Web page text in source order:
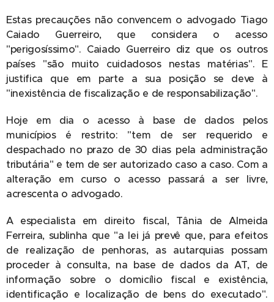
Estas precauções não convencem o advogado Tiago
Caiado Guerreiro, que considera o acesso
"perigosíssimo". Caiado Guerreiro diz que os outros
países "são muito cuidadosos nestas matérias". E
justifica que em parte a sua posição se deve à
"inexistência de fiscalização e de responsabilização".
Hoje em dia o acesso à base de dados pelos
municípios é restrito: "tem de ser requerido e
despachado no prazo de 30 dias pela administração
tributária" e tem de ser autorizado caso a caso. Com a
alteração em curso o acesso passará a ser livre,
acrescenta o advogado.
A especialista em direito fiscal, Tânia de Almeida
Ferreira, sublinha que "a lei já prevê que, para efeitos
de realização de penhoras, as autarquias possam
proceder à consulta, na base de dados da AT, de
informação sobre o domicílio fiscal e existência,
identificação e localização de bens do executado".